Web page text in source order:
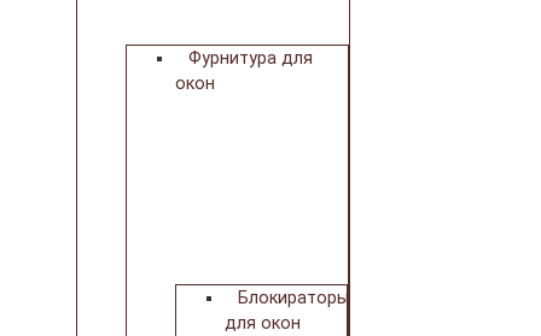
Фурнитура для
окон
Блокираторы
для окон